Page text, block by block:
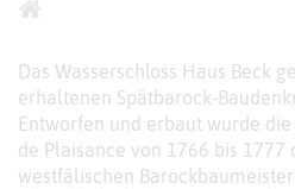
Das Wasserschloss Haus Beck
erhaltenen Spätbarock-
Entworfen und erbaut wurde
de Plaisance von 1766 bis
westfälischen